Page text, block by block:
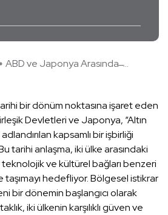
ABD ve Japonya Arasında ̶ ...
bir dönüm noktasına işaret eden
Devletleri ve Japonya, “Altın
kapsamlı bir işbirliği
tarihi anlaşma, iki ülke arasındaki
ve kültürel bağları benzeri
hedefliyor. Bölgesel istikrar
bir dönemin başlangıcı olarak
iki ülkenin karşılıklı güven ve